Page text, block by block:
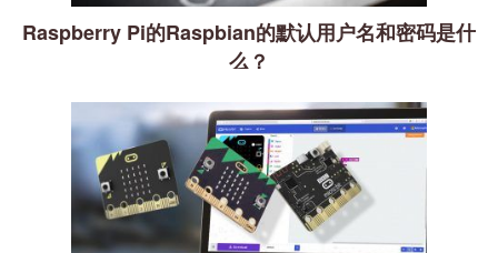
Raspberry Pi的Raspbian的默认用户名和密码是什
么？